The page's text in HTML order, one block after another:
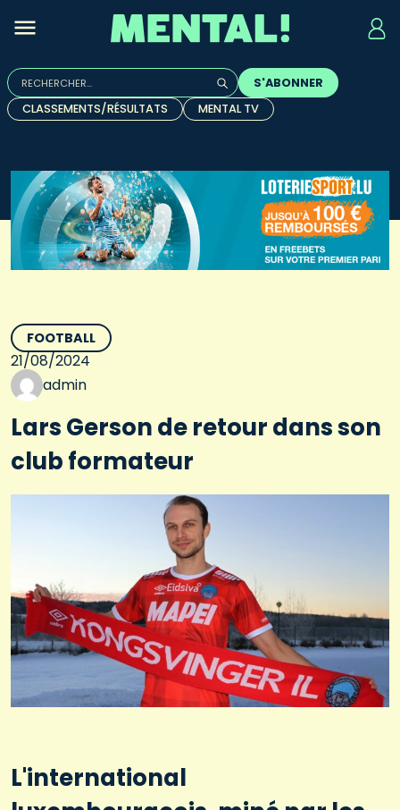
Rechercher :
Quand les résultats de l'auto-complétion sont
S'ABONNER
CLASSEMENTS/RÉSULTATS
MENTAL TV
FOOTBALL
21/08/2024
admin
Lars Gerson de retour dans son
club formateur
L'international